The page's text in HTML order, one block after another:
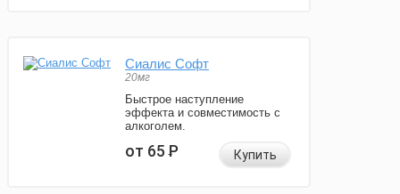
Сиалис Софт
20мг
Быстрое наступление
эффекта и совместимость с
алкоголем.
от 65Р Купить